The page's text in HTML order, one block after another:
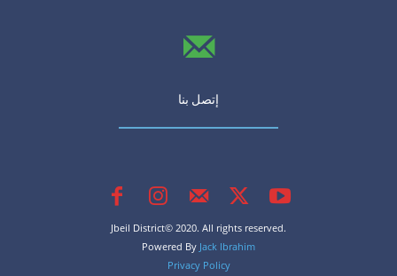
إتصل بنا
Jbeil District© 2020. All rights reserved.
Powered By Jack Ibrahim
Privacy Policy